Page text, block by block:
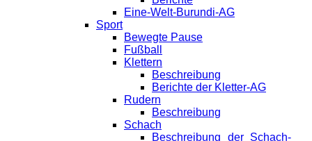
Eine-Welt-Burundi-AG
Sport
Bewegte Pause
Fußball
Klettern
Beschreibung
Berichte der Kletter-AG
Rudern
Beschreibung
Schach
Beschreibung der Schach-